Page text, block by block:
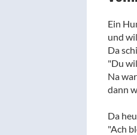
Ein
und
Da
"Du
Na
dann
Da
"Ach